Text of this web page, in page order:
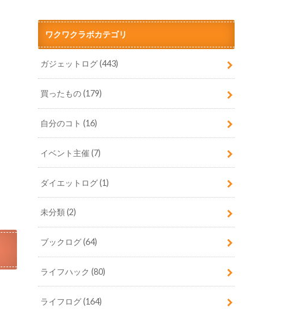
ワクワクラボカテゴリ
ガジェットログ(443)
買ったもの(179)
自分のコト(16)
イベント主催(7)
ダイエットログ(1)
未分類(2)
ブックログ(64)
ライフハック(80)
ライフログ(164)